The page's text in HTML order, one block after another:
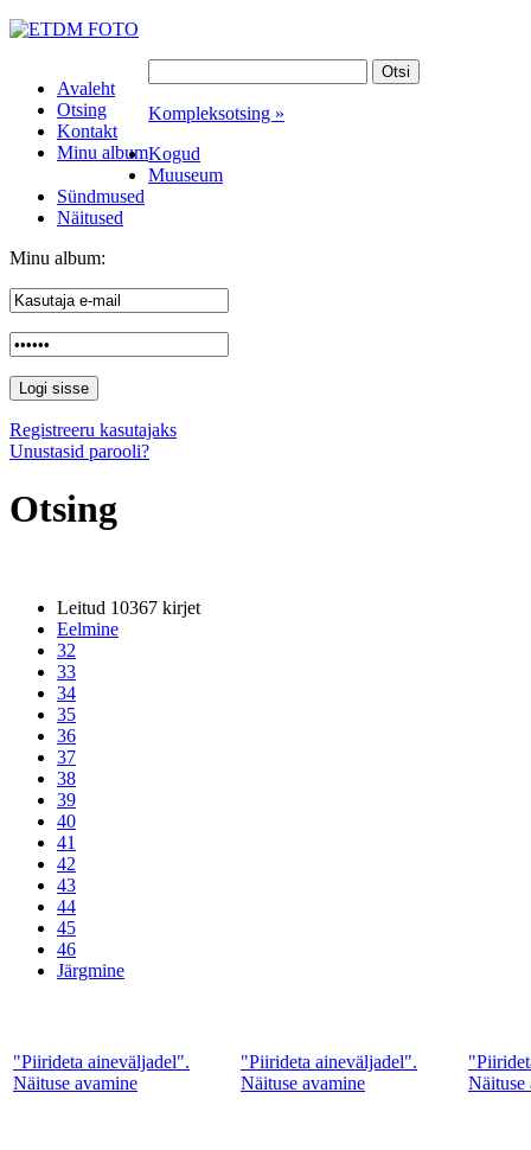
Avaleht
Otsing
Kontakt
Minu album
Kompleksotsing »
Kogud
Muuseum
Sündmused
Näitused
Minu album:
Registreeru kasutajaks
Unustasid parooli?
Otsing
Leitud 10367 kirjet
Eelmine
32
33
34
35
36
37
38
39
40
41
42
43
44
45
46
Järgmine
"Piirideta aineväljadel".
Näituse avamine
"Piirideta aineväljadel".
Näituse avamine
Näituse